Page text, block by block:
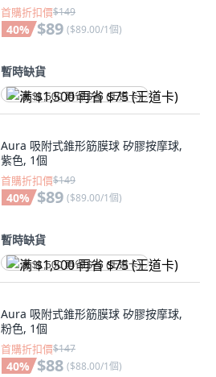
首購折扣價$149
40% $89 ($89.00/1個)
暫時缺貨
满 $1,500 再省 $75 (王道卡)
Aura 吸附式錐形筋膜球 矽膠按摩球,
紫色, 1個
首購折扣價$149
40% $89 ($89.00/1個)
暫時缺貨
满 $1,500 再省 $75 (王道卡)
Aura 吸附式錐形筋膜球 矽膠按摩球,
粉色, 1個
首購折扣價$147
40% $88 ($88.00/1個)